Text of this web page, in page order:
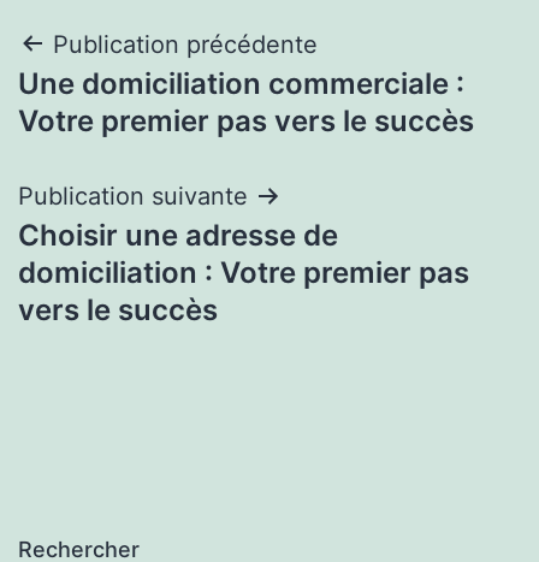
Navigation
de
Publication précédente
Une domiciliation commerciale :
Votre premier pas vers le succès
Publication suivante
Choisir une adresse de
domiciliation : Votre premier pas
vers le succès
Rechercher